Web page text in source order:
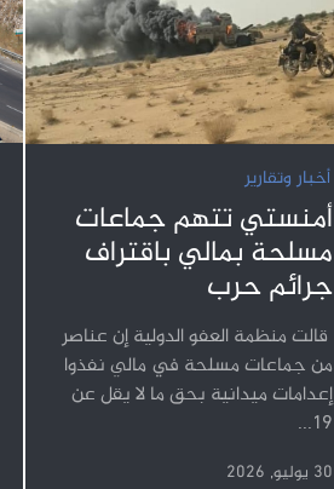
أخبار وتقارير
أمنستي تتهم جماعات
مسلحة بمالي باقتراف
جرائم حرب
قالت منظمة العفو الدولية إن عناصر
من جماعات مسلحة في مالي نفذوا
إعدامات ميدانية بحق ما لا يقل عن
19...
30 يوليو, 2026